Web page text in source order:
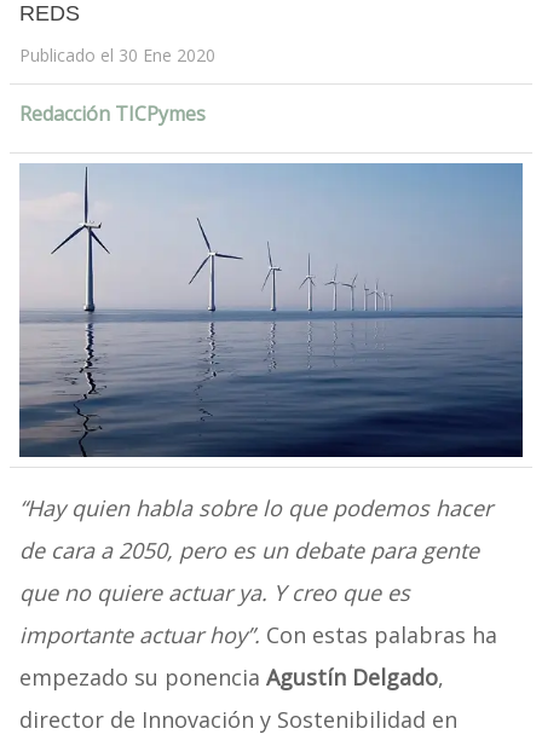
REDS
Publicado el 30 Ene 2020
Redacción TICPymes
“Hay quien habla sobre lo que podemos hacer
de cara a 2050, pero es un debate para gente
que no quiere actuar ya. Y creo que es
importante actuar hoy”. Con estas palabras ha
empezado su ponencia Agustín Delgado,
director de Innovación y Sostenibilidad en